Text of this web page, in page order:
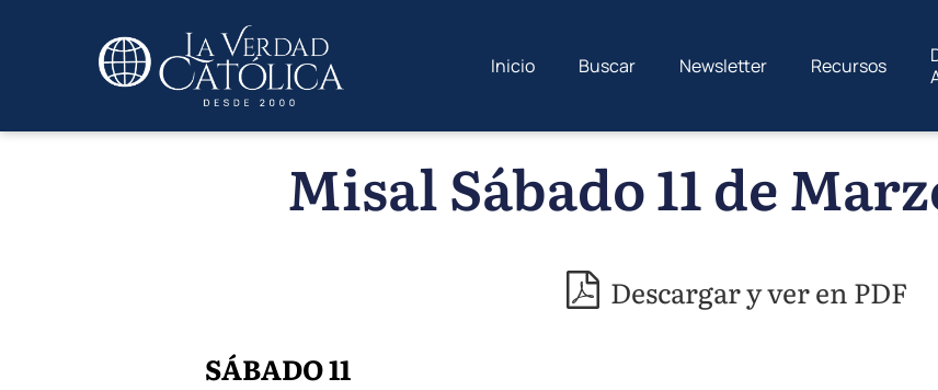
Inicio Buscar Newsletter Recursos
Misal Sábado 11 de
Descargar y ver en PDF
SÁBADO 11